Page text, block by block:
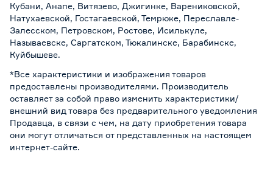
Кубани, Анапе, Витязево, Джигинке, Варениковской,
Натухаевской, Гостагаевской, Темрюке, Переславле-
Залесском, Петровском, Ростове, Исилькуле,
Называевске, Саргатском, Тюкалинске, Барабинске,
Куйбышеве.
*Все характеристики и изображения товаров
предоставлены производителями. Производитель
оставляет за собой право изменить характеристики/
внешний вид товара без предварительного уведомления
Продавца, в связи с чем, на дату приобретения товара
они могут отличаться от представленных на настоящем
интернет-сайте.